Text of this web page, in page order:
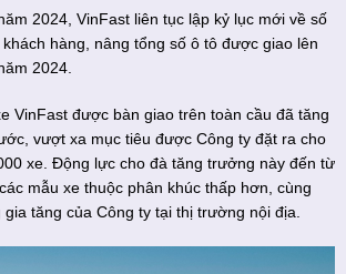
2024, VinFast liên tục lập kỷ lục mới về số
hàng, nâng tổng số ô tô được giao lên
2024.
VinFast được bàn giao trên toàn cầu đã tăng
vượt xa mục tiêu được Công ty đặt ra cho
xe. Động lực cho đà tăng trưởng này đến từ
mẫu xe thuộc phân khúc thấp hơn, cùng
tăng của Công ty tại thị trường nội địa.